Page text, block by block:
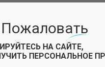
НА САЙТЕ,
ПЕРСОНАЛЬНОЕ